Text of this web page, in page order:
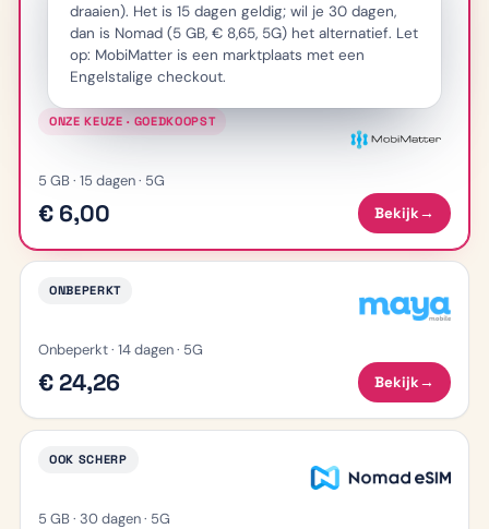
ONZE KEUZE · GOEDKOOPST
5 GB · 15 dagen · 5G
€ 6,00 Bekijk→
draaien). Het is 15 dagen geldig; wil je 30 dagen,
dan is Nomad (5 GB, € 8,65, 5G) het alternatief. Let
op: MobiMatter is een marktplaats met een
Engelstalige checkout.
ONBEPERKT
Onbeperkt · 14 dagen · 5G
€ 24,26 Bekijk→
OOK SCHERP
5 GB · 30 dagen · 5G